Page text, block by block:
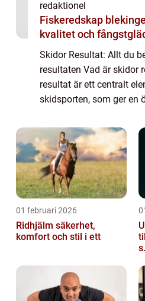
redaktionel
Fiskeredskap blekinge kunskap,
kvalitet och
Skidor Resultat: Allt du
resultaten Vad är skidor
resultat är ett centralt
skidsporten, som ger en
tävlingar. Det är genom
ma...
01 februari 2026
Ridhjälm säkerhet,
komfort och stil i ett